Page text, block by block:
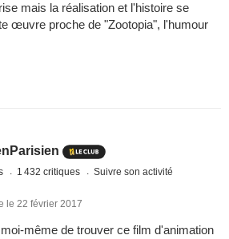
mais la réalisation et l'histoire se
œuvre proche de "Zootopia", l'humour
1 432 critiques Suivre son activité
le 22 février 2017
même de trouver ce film d'animation